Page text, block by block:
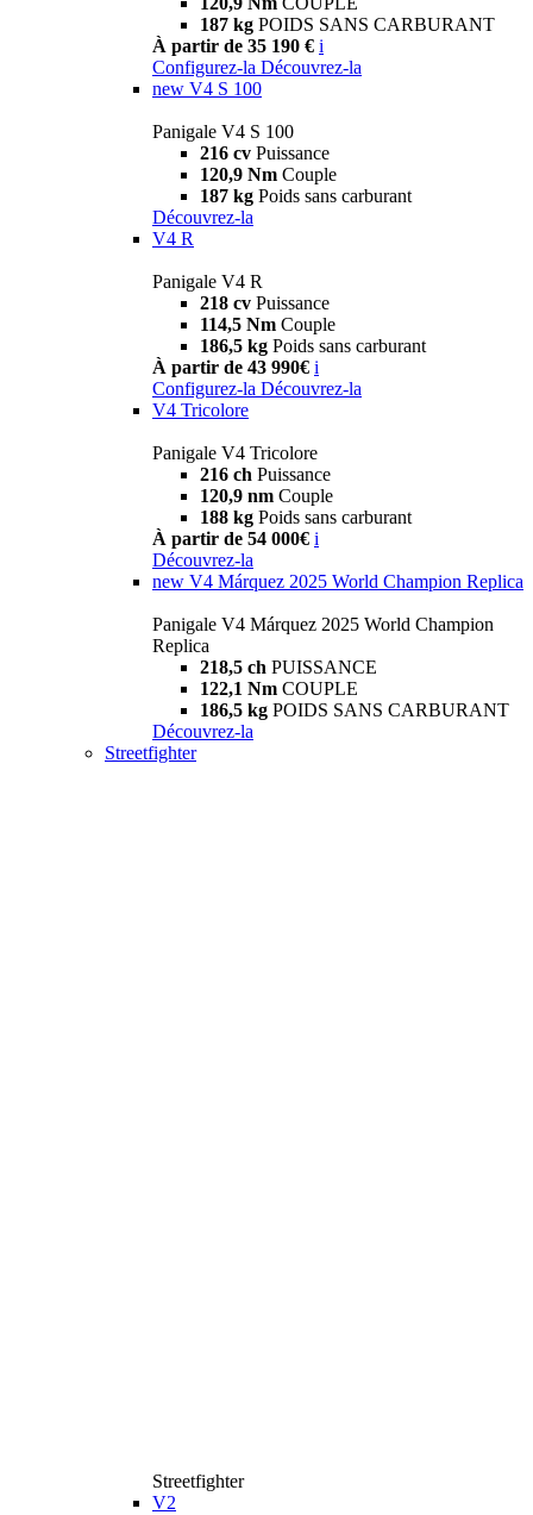
187 kg POIDS SANS CARBURANT
À partir de 35 190 € i
Configurez-la Découvrez-la
new V4 S 100
Panigale V4 S 100
216 cv Puissance
120,9 Nm Couple
187 kg Poids sans carburant
Découvrez-la
V4 R
Panigale V4 R
218 cv Puissance
114,5 Nm Couple
186,5 kg Poids sans carburant
À partir de 43 990€ i
Configurez-la Découvrez-la
V4 Tricolore
Panigale V4 Tricolore
216 ch Puissance
120,9 nm Couple
188 kg Poids sans carburant
À partir de 54 000€ i
Découvrez-la
new V4 Márquez 2025 World Champion Replica
Panigale V4 Márquez 2025 World Champion
Replica
218,5 ch PUISSANCE
122,1 Nm COUPLE
186,5 kg POIDS SANS CARBURANT
Découvrez-la
Streetfighter
Streetfighter
V2